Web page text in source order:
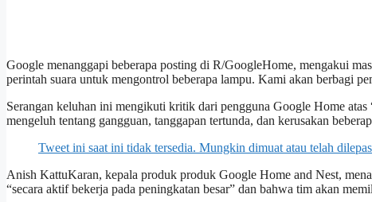
Google menanggapi beberapa posting di R/GoogleHome, mengakui
perintah suara untuk mengontrol beberapa lampu. Kami akan berbagi
Serangan keluhan ini mengikuti kritik dari pengguna Google Home
mengeluh tentang gangguan, tanggapan tertunda, dan kerusakan
Tweet ini saat ini tidak tersedia. Mungkin dimuat atau telah
Anish KattuKaran, kepala produk produk Google Home and Nest,
“secara aktif bekerja pada peningkatan besar” dan bahwa tim akan